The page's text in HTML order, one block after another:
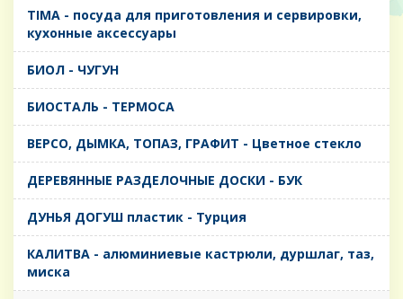
TIMA - посуда для приготовления и сервировки,
кухонные аксессуары
БИОЛ - ЧУГУН
БИОСТАЛЬ - ТЕРМОСА
ВЕРСО, ДЫМКА, ТОПАЗ, ГРАФИТ - Цветное стекло
ДЕРЕВЯННЫЕ РАЗДЕЛОЧНЫЕ ДОСКИ - БУК
ДУНЬЯ ДОГУШ пластик - Турция
КАЛИТВА - алюминиевые кастрюли, дуршлаг, таз,
миска